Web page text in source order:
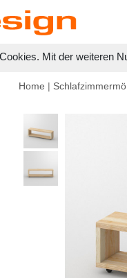
Mit der weiteren
Home |